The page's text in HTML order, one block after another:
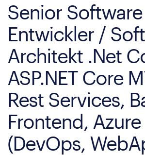
Senior Software
Entwickler /
Architekt .Net
ASP.NET Core
Rest Services,
Frontend, Azure
(DevOps,